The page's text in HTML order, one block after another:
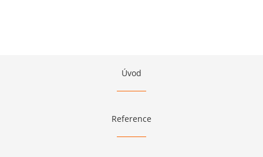
Úvod
Reference